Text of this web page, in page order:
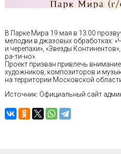
В Парке Мира 19 мая в 13.00
мелодии в джазовых обработках:
и черепахи», «Звезды
ра-ти-но».
Проект призван привлечь
художников, композиторов и
на территории Московской
Источник: Официальный сайт